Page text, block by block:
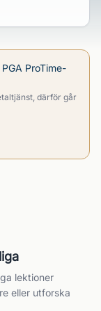
ProTime-
därför går
lektioner
eller utforska